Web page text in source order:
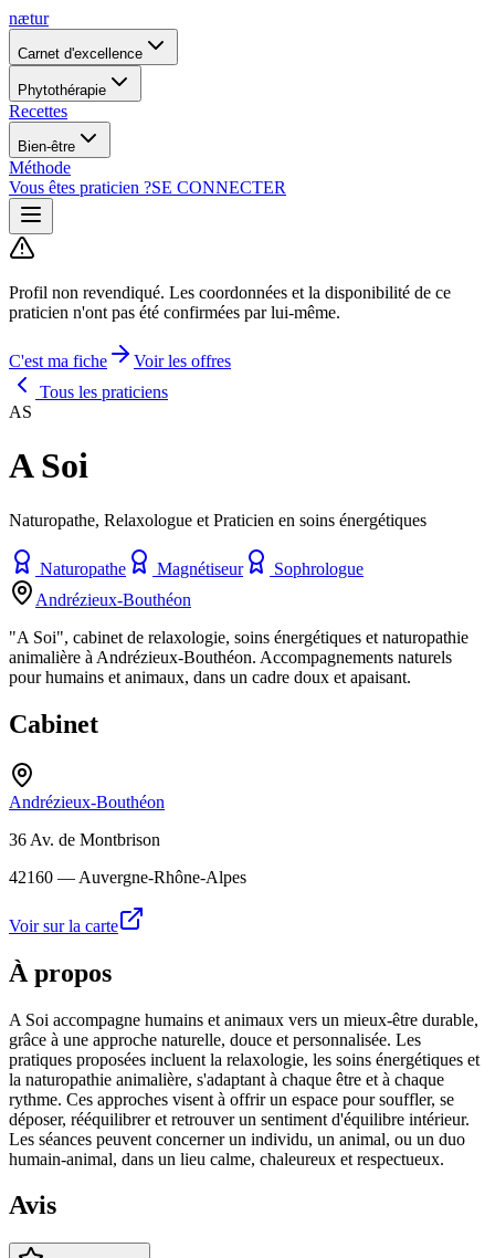
nætur
Carnet d'excellence
Phytothérapie
Recettes
Bien-être
Méthode
Vous êtes praticien ?SE CONNECTER
Profil non revendiqué. Les coordonnées et la disponibilité de ce
praticien n'ont pas été confirmées par lui-même.
C'est ma fiche
Voir les offres
Tous les praticiens
AS
A Soi
Naturopathe, Relaxologue et Praticien en soins énergétiques
Naturopathe Magnétiseur
Sophrologue
Andrézieux-Bouthéon
"A Soi", cabinet de relaxologie, soins énergétiques et naturopathie
animalière à Andrézieux‑Bouthéon. Accompagnements naturels
pour humains et animaux, dans un cadre doux et apaisant.
Cabinet
Andrézieux-Bouthéon
36 Av. de Montbrison
42160 — Auvergne-Rhône-Alpes
Voir sur la carte
À propos
A Soi accompagne humains et animaux vers un mieux-être durable,
grâce à une approche naturelle, douce et personnalisée. Les
pratiques proposées incluent la relaxologie, les soins énergétiques et
la naturopathie animalière, s'adaptant à chaque être et à chaque
rythme. Ces approches visent à offrir un espace pour souffler, se
déposer, rééquilibrer et retrouver un sentiment d'équilibre intérieur.
Les séances peuvent concerner un individu, un animal, ou un duo
humain-animal, dans un lieu calme, chaleureux et respectueux.
Avis